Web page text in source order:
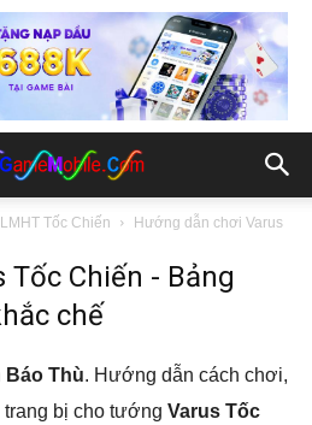
LMHT Tốc Chiến
Hướng dẫn chơi Varus
Tốc Chiến - Bảng
chế
Báo Thù. Hướng dẫn cách chơi,
trang bị cho tướng Varus Tốc